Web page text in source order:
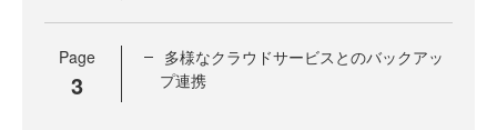
Page
3
多様なクラウドサービスとのバックアッ
プ連携